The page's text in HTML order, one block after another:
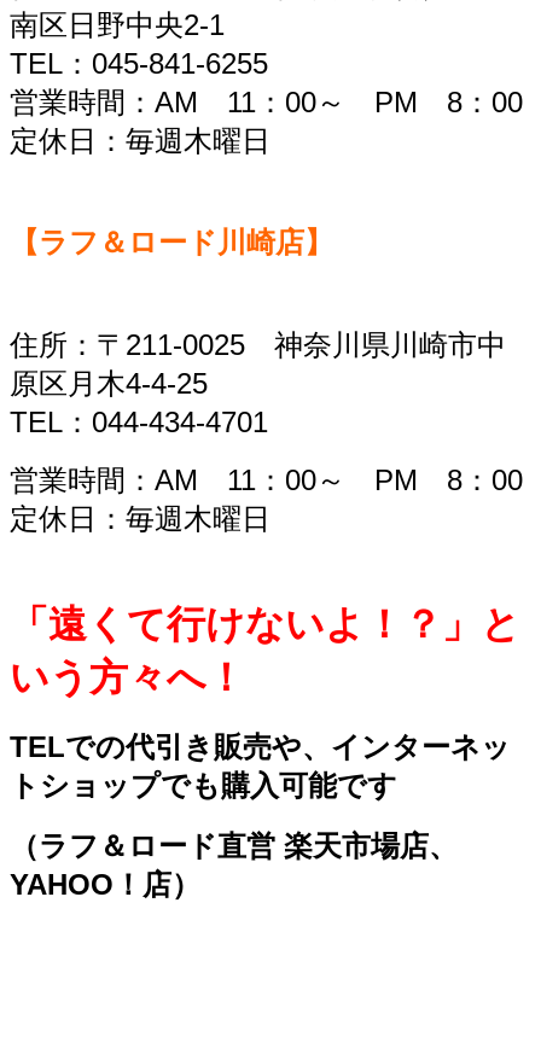
南区日野中央2-1
TEL：045-841-6255
営業時間：AM 11：00～ PM 8：00
定休日：毎週木曜日
【ラフ＆ロード川崎店】
住所：〒211-0025 神奈川県川崎市中
原区月木4-4-25
TEL：044-434-4701
営業時間：AM 11：00～ PM 8：00
定休日：毎週木曜日
「遠くて行けないよ！？」と
いう方々へ！
TELでの代引き販売や、インターネッ
トショップでも購入可能です
（ラフ＆ロード直営 楽天市場店、
YAHOO！店）